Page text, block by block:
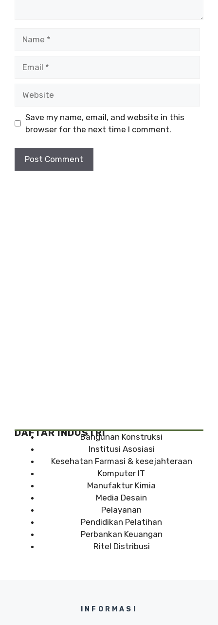
Save my name, email, and website in this
browser for the next time I comment.
DAFTAR INDUSTRIBangunan Konstruksi
Institusi Asosiasi
Kesehatan Farmasi & kesejahteraan
Komputer IT
Manufaktur Kimia
Media Desain
Pelayanan
Pendidikan Pelatihan
Perbankan Keuangan
Ritel Distribusi
INFORMASI